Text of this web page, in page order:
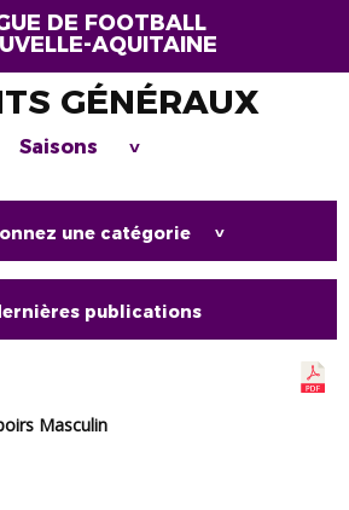
DE FOOTBALL
AQUITAINE
GÉNÉRAUX
Saisons >
une catégorie >
publications
Masculin